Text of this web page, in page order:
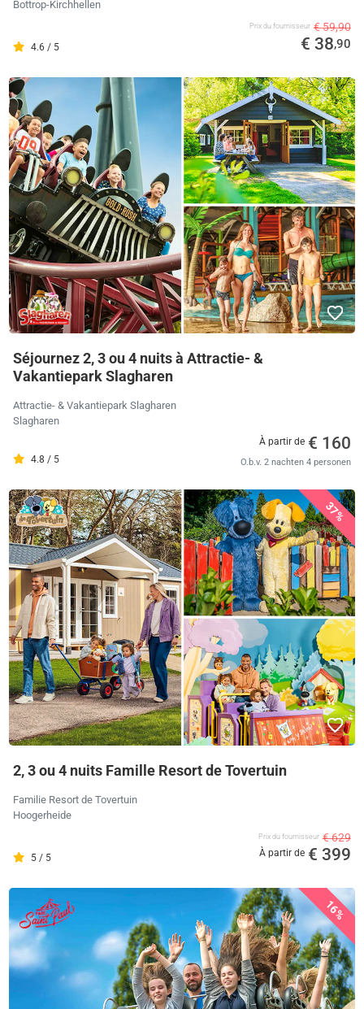
Bottrop-Kirchhellen
4.6 / 5
Prix ​​du fournisseur € 59,90
€ 38,90
Séjournez 2, 3 ou 4 nuits à Attractie- &
Vakantiepark Slagharen
Attractie- & Vakantiepark Slagharen
Slagharen
4.8 / 5
À partir de € 160
O.b.v. 2 nachten 4 personen
37%
2, 3 ou 4 nuits Famille Resort de Tovertuin
Familie Resort de Tovertuin
Hoogerheide
5 / 5
Prix ​​du fournisseur € 629
À partir de € 399
16%